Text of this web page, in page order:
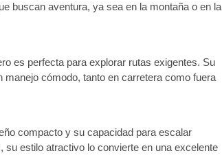
buscan aventura, ya sea en la montaña o en la
es perfecta para explorar rutas exigentes. Su
cómodo, tanto en carretera como fuera
compacto y su capacidad para escalar
estilo atractivo lo convierte en una excelente